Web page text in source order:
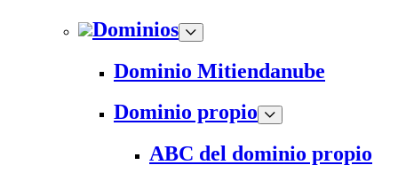
Dominios
Dominio Mitiendanube
Dominio propio
ABC del dominio propio